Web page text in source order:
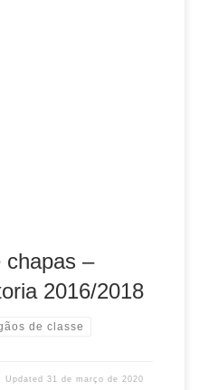
chapas –
2016/2018
de classe
Updated 31 de março de 2020